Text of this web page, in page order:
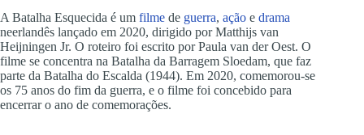
A Batalha Esquecida é um filme de guerra, ação e drama
neerlandês lançado em 2020, dirigido por Matthijs van
Heijningen Jr. O roteiro foi escrito por Paula van der Oest. O
filme se concentra na Batalha da Barragem Sloedam, que faz
parte da Batalha do Escalda (1944). Em 2020, comemorou-se
os 75 anos do fim da guerra, e o filme foi concebido para
encerrar o ano de comemorações.